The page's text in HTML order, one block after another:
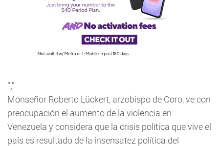
","
Monseñor Roberto Lückert, arzobispo de Coro, ve con
preocupación el aumento de la violencia en
Venezuela y considera que la crisis política que vive el
país es resultado de la insensatez política del